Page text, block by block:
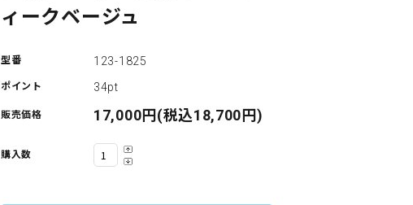
ィークベージュ
型番 123-1825
ポイント 34pt
販売価格 17,000円(税込18,700円)
購入数